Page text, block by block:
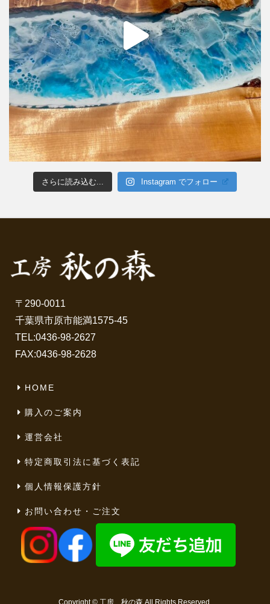
さらに読み込む... Instagram でフォロー
〒290-0011
千葉県市原市能満1575-45
TEL:0436-98-2627
FAX:0436-98-2628
HOME
購入のご案内
運営会社
特定商取引法に基づく表記
個人情報保護方針
お問い合わせ・ご注文
Copyright © 工房 秋の森 All Rights Reserved.